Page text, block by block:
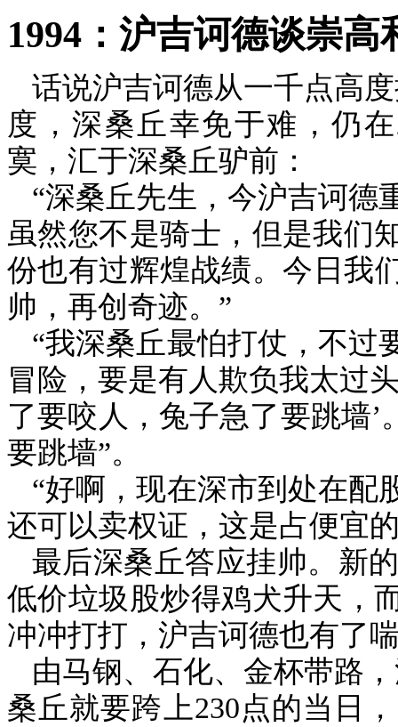
1994 ：沪吉诃德谈崇
话说沪吉诃德从一千点高
度，深桑丘幸免于难，仍在
寞，汇于深桑丘驴前：
“深桑丘先生，今沪吉诃德
虽然您不是骑士，但是我们
份也有过辉煌战绩。今日
帅，再创奇迹。”
“我深桑丘最怕打仗，不过
冒险，要是有人欺负我太过
了要咬人，兔子急了要跳墙
要跳墙”。
“好啊，现在深市到处在配
还可以卖权证，这是占便宜
最后深桑丘答应挂帅。新
低价垃圾股炒得鸡犬升天，
冲冲打打，沪吉诃德也有了
由马钢、石化、金杯带路
桑丘就要跨上230点的当日